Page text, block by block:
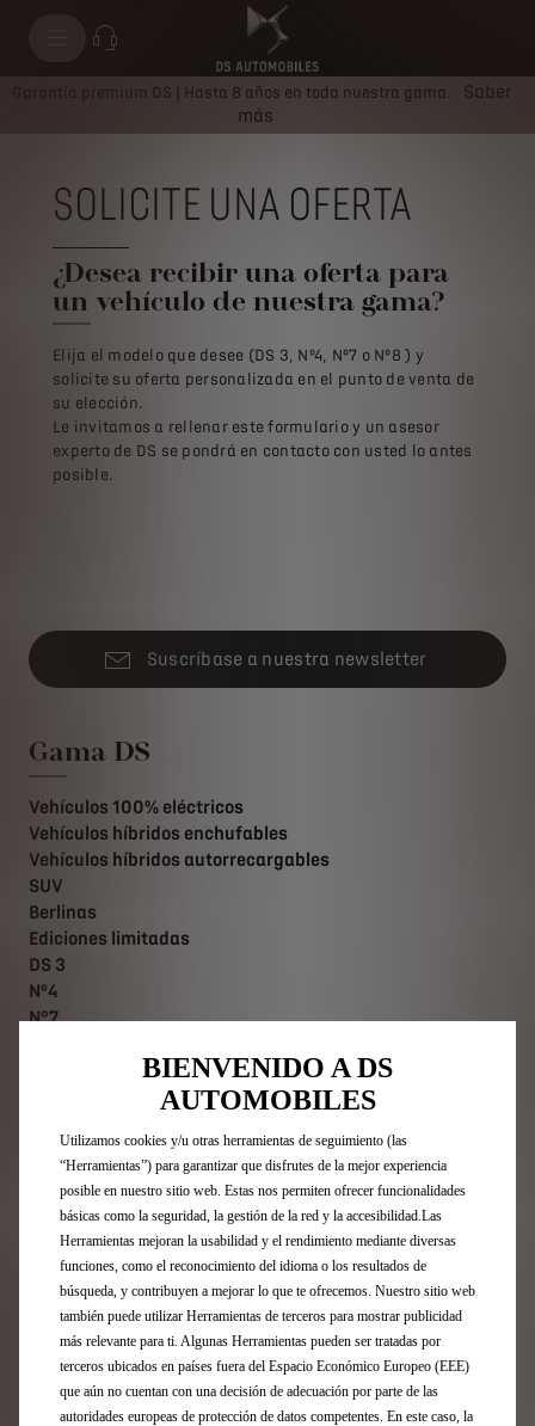
Garantía premium DS | Hasta 8 años en toda nuestra gama.
Saber
más
SOLICITE UNA OFERTA
¿Desea recibir una oferta para
un vehículo de nuestra gama?
Elija el modelo que desee (DS 3, Nº4, Nº7 o Nº8 ) y
solicite su oferta personalizada en el punto de venta de
su elección.
Le invitamos a rellenar este formulario y un asesor
experto de DS se pondrá en contacto con usted lo antes
posible.
Suscríbase a nuestra newsletter
Gama DS
Vehículos 100% eléctricos
Vehículos híbridos enchufables
Vehículos híbridos autorrecargables
SUV
Berlinas
Ediciones limitadas
DS 3
Nº4
N°7
Acceso Directo
Compra online
Configurador DS
Ofertas Particulares
Ofertas Profesionales
Recarga y autonomía eléctrica
Tecnologías
Financiación
Encuentre un punto de venta
BIENVENIDO A DS
AUTOMOBILES
Utilizamos cookies y/u otras herramientas de seguimiento (las
“Herramientas”) para garantizar que disfrutes de la mejor experiencia
posible en nuestro sitio web. Estas nos permiten ofrecer funcionalidades
básicas como la seguridad, la gestión de la red y la accesibilidad.Las
Herramientas mejoran la usabilidad y el rendimiento mediante diversas
funciones, como el reconocimiento del idioma o los resultados de
búsqueda, y contribuyen a mejorar lo que te ofrecemos. Nuestro sitio web
también puede utilizar Herramientas de terceros para mostrar publicidad
más relevante para ti. Algunas Herramientas pueden ser tratadas por
terceros ubicados en países fuera del Espacio Económico Europeo (EEE)
que aún no cuentan con una decisión de adecuación por parte de las
autoridades europeas de protección de datos competentes. En este caso, la